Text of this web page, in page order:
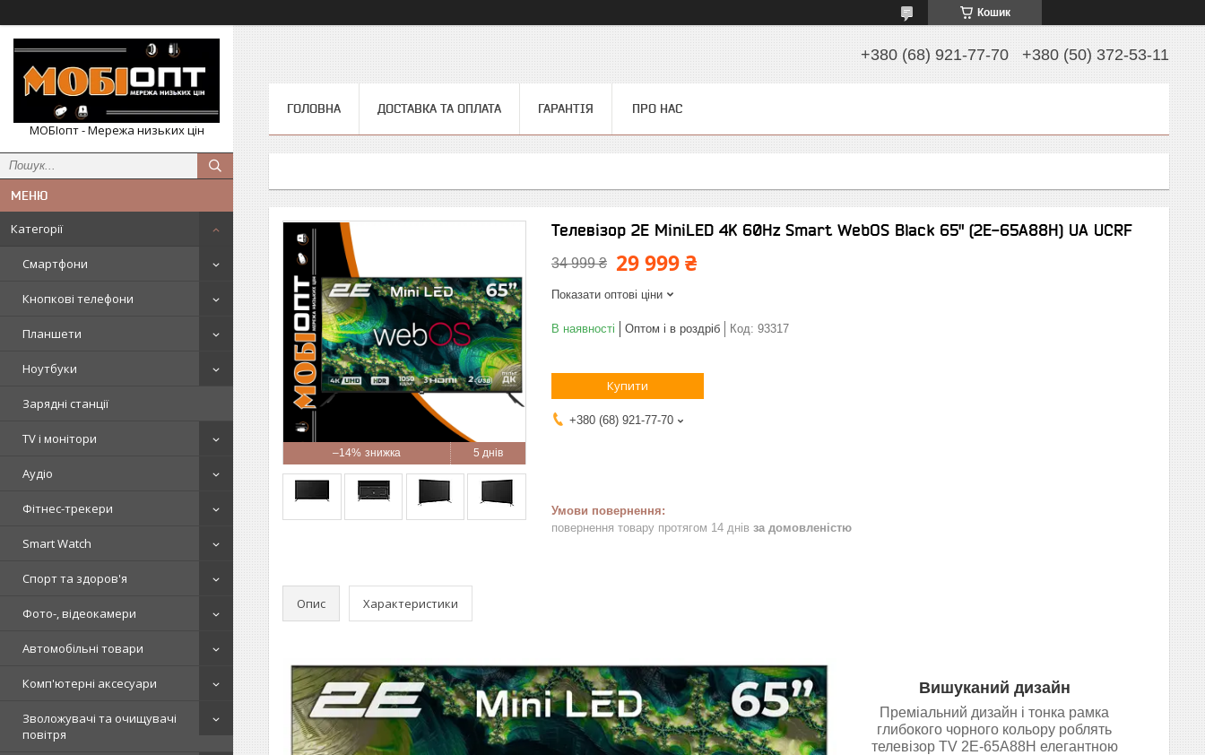
Кошик
МОБІопт - Мережа низьких цін
Категорії
Смартфони
Кнопкові телефони
Планшети
Ноутбуки
Зарядні станції
TV і монітори
Аудіо
Фітнес-трекери
Smart Watch
Спорт та здоров'я
Фото-, відеокамери
Автомобільні товари
Комп'ютерні аксесуари
Зволожувачі та очищувачі
повітря
+380 (68) 921-77-70 +380 (50) 372-53-11
ГОЛОВНА ДОСТАВКА ТА ОПЛАТА ГАРАНТІЯ ПРО НАС
–14% 5 днів
Телевізор 2E MiniLED 4K 60Hz Smart WebOS Black 65" (2E-65A88H) UA UCRF
34 999 ₴ 29 999 ₴
Показати оптові ціни
В наявності Оптом і в роздріб Код: 93317
Купити
+380 (68) 921-77-70
повернення товару протягом 14 днів за домовленістю
Опис Характеристики
Вишуканий дизайн
Преміальний дизайн і тонка рамка
глибокого чорного кольору роблять
телевізор TV 2E-65A88H елегантною